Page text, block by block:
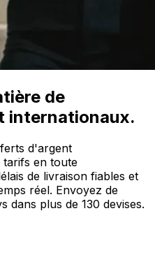
de
internationaux.
d'argent
tarifs en toute
de livraison fiables et
réel. Envoyez de
dans plus de 130 devises.